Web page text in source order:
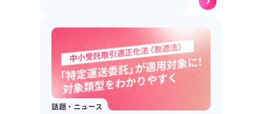
話題・ニュース